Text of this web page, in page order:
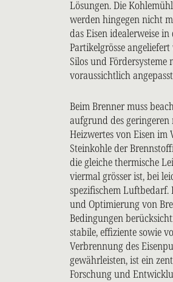
Lösungen. Die
werden hingegen nicht
das Eisen idealerweise in
Partikelgrösse
Silos und Fördersysteme
voraussichtlich
Beim Brenner muss
aufgrund des geringeren
Heizwertes von Eisen im
Steinkohle der
die gleiche thermische
viermal grösser ist, bei
spezifischem
und Optimierung von
Bedingungen
stabile, effiziente sowie
Verbrennung des
gewährleisten, ist ein
Forschung und